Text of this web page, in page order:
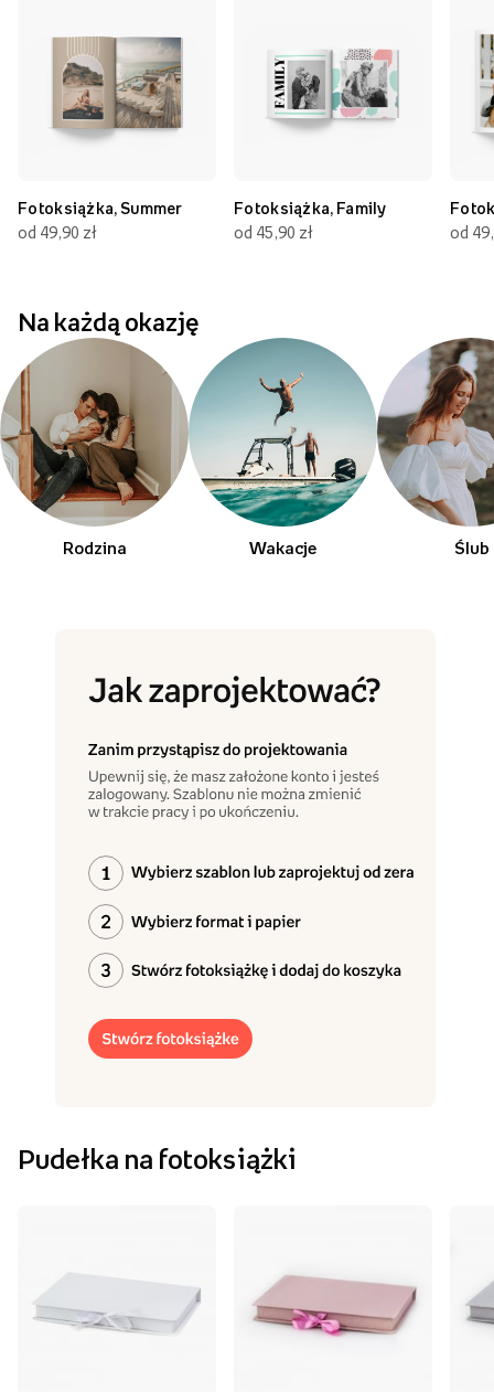
Fotoksiążka, Summer
od 49,90 zł
Fotoksiążka, Family
od 45,90 zł
od
Na każdą okazję
Rodzina Wakacje Ślub
Pudełka na fotoksiążki